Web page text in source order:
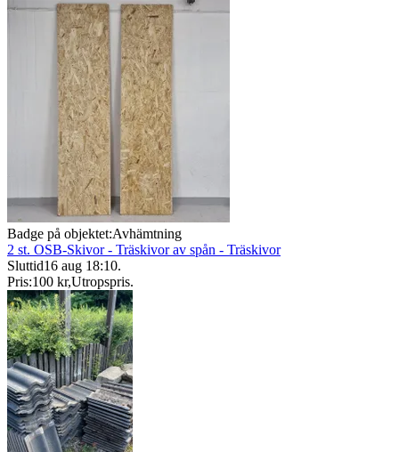
Badge på objektet:Avhämtning
2 st. OSB-Skivor - Träskivor av spån - Träskivor
Sluttid16 aug 18:10.
Pris:100 kr,Utropspris.